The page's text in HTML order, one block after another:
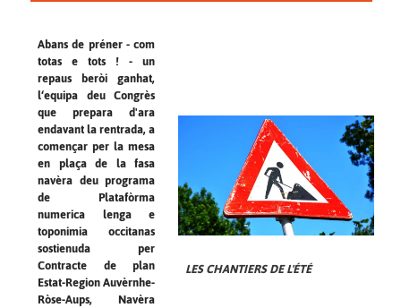
Abans de préner - com
totas e tots ! - un
repaus beròi ganhat,
l‘equipa deu Congrès
que prepara d'ara
endavant la rentrada, a
començar per la mesa
en plaça de la fasa
navèra deu programa
de Platafòrma
numerica lenga e
toponimia occitanas
sostienuda per
Contracte de plan
Estat-Region Auvèrnhe-
Ròse-Aups, Navèra
LES CHANTIERS DE L'ÉTÉ